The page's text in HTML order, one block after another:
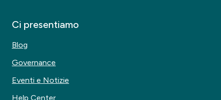
Ci presentiamo
Blog
Governance
Eventi e Notizie
Help Center